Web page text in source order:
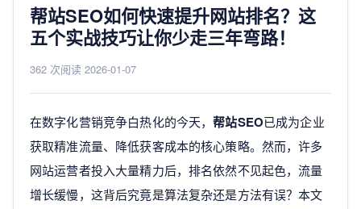
帮站SEO如何快速提升网站排名？这
五个实战技巧让你少走三年弯路！
362 次阅读 2026-01-07
在数字化营销竞争白热化的今天，帮站SEO已成为企业
获取精准流量、降低获客成本的核心策略。然而，许多
网站运营者投入大量精力后，排名依然不见起色，流量
增长缓慢，这背后究竟是算法复杂还是方法有误？本文